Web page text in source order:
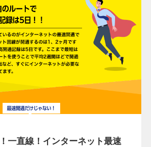
一直線！インターネット最速